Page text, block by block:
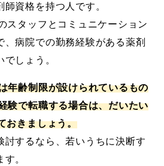
資格を持つ人です。
スタッフとコミュニケーション
、病院での勤務経験がある薬剤
しょう。
年齢制限が設けられているもの
験で転職する場合は、だいたい
おきましょう。
討するなら、若いうちに決断す
。